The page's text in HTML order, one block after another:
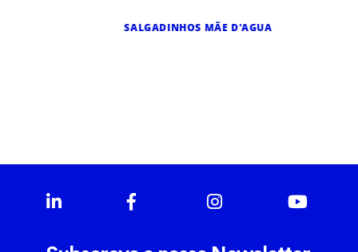
SALGADINHOS MÃE D'AGUA